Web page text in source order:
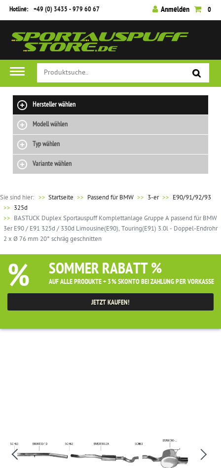
Hotline: +49 (0) 3435 - 979 60 67 Anmelden 0
Hersteller wählen
Modell wählen
Typ wählen
Variante wählen
Sie sind hier: >> Startseite Passend für BMW 3-er
E90/91/92/93
325d
BASTUCK Duplex Sportauspuff Komplettanlage Gruppe A passend für BMW
3er E90 / E91 325d / 330d Limousine(E90), Touring(E91) 3.0l - Doppel-Endrohr
2 x Ø 76 mm 20° schräg geschnitten
% SOMMER RABATT %
AUF ALLE PRODUKTE + 3% SKONTO BEI ZAHLUNG PER VORKASSE
JETZT KAUFEN!